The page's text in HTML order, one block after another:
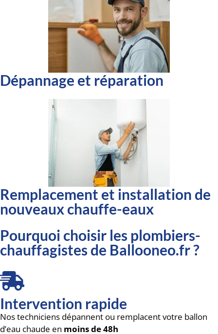
Dépannage et réparation
Remplacement et installation de
nouveaux chauffe-eaux
Pourquoi choisir les plombiers-
chauffagistes de Ballooneo.fr ?
Intervention rapide
Nos techniciens dépannent ou remplacent votre ballon
d’eau chaude en moins de 48h